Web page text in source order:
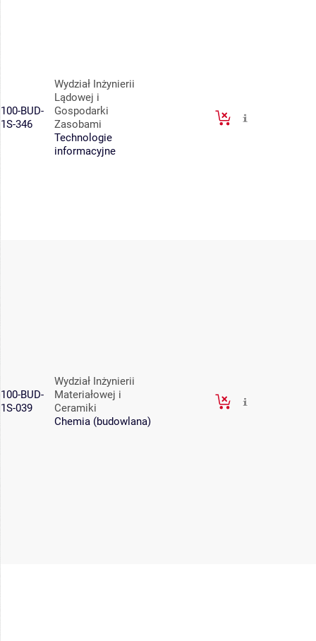
100-BUD-
1S-346
Wydział Inżynierii
Lądowej i
Gospodarki
Zasobami
Technologie
informacyjne
100-BUD-
1S-039
Wydział Inżynierii
Materiałowej i
Ceramiki
Chemia (budowlana)